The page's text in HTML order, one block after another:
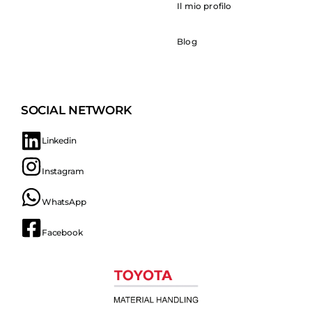
Il mio profilo
Blog
SOCIAL NETWORK
Linkedin
Instagram
WhatsApp
Facebook